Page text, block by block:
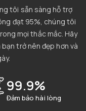
tôi sẵn sàng hỗ trợ
đạt 95%, chúng tôi
mọi thắc mắc. Hãy
trở nên đẹp hơn và
99.9%
Đảm bảo hài lòng